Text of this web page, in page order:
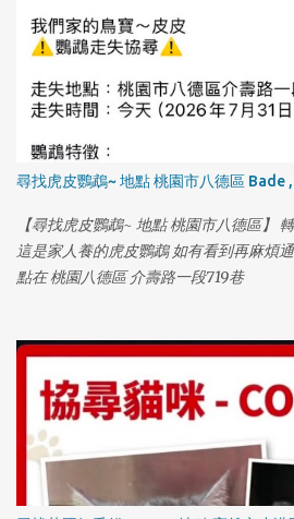
片：有 特徵：（鼻子上面有一條勒痕）
008 286 (葉小姐) 尋獲獎金：紅包 5000
尋找虎皮鸚鵡~ 地點 桃園市八德區
【尋找虎皮鸚鵡~ 地點 桃園市八德區】
這是家人養的虎皮鸚鵡 如有看到再麻煩
點在 桃園八德區 介壽路一段719巷